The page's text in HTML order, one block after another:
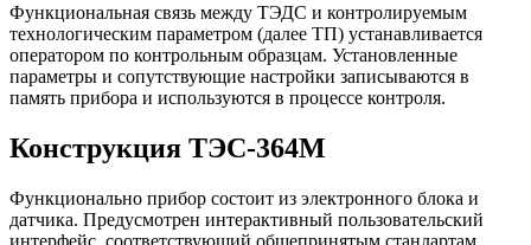
Функциональная связь между ТЭДС и контролируемым
технологическим параметром (далее ТП) устанавливается
оператором по контрольным образцам. Установленные
параметры и сопутствующие настройки записываются в
память прибора и используются в процессе контроля.
Конструкция ТЭС-364М
Функционально прибор состоит из электронного блока и
датчика. Предусмотрен интерактивный пользовательский
интерфейс, соответствующий общепринятым стандартам,